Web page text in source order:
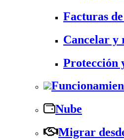
Facturas
Cancelar y
Protección
Nube
Migrar